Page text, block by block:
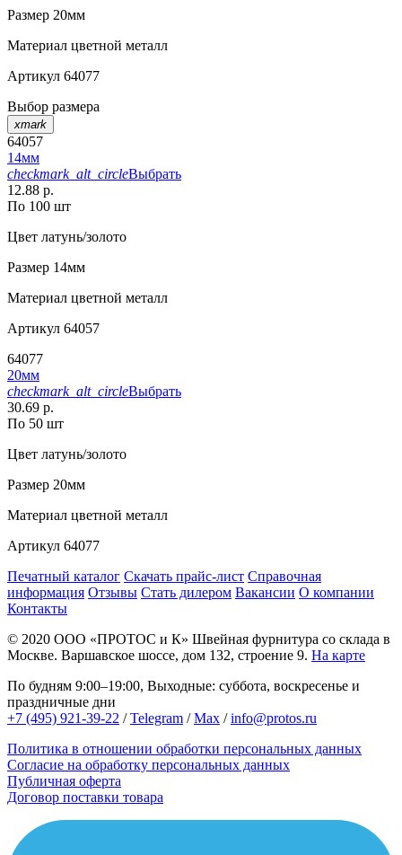
Размер 20мм
Материал цветной металл
Артикул 64077
Выбор размера
xmark
64057
14мм
checkmark_alt_circleВыбрать
12.88 р.
По 100 шт
Цвет латунь/золото
Размер 14мм
Материал цветной металл
Артикул 64057
64077
20мм
checkmark_alt_circleВыбрать
30.69 р.
По 50 шт
Цвет латунь/золото
Размер 20мм
Материал цветной металл
Артикул 64077
Печатный каталог Скачать прайс-лист Справочная
информация Отзывы Стать дилером Вакансии О компании
Контакты
© 2020 ООО «ПРОТОС и К» Швейная фурнитура со склада в
Москве. Варшавское шоссе, дом 132, строение 9. На карте
По будням 9:00–19:00, Выходные: суббота, воскресенье и
праздничные дни
+7 (495) 921-39-22 /Telegram /Max /info@protos.ru
Политика в отношении обработки персональных данных
Согласие на обработку персональных данных
Публичная оферта
Договор поставки товара